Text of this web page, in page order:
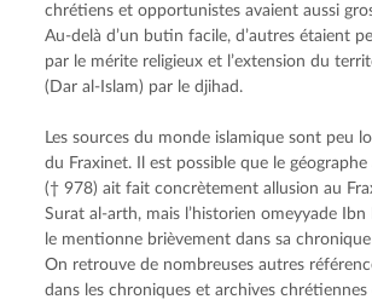
chrétiens et opportunistes avaient aussi
Au-delà d’un butin facile, d’autres étaient
par le mérite religieux et l’extension du
(Dar al-Islam) par le djihad.
Les sources du monde islamique sont peu
du Fraxinet. Il est possible que le géographe
(† 978) ait fait concrètement allusion au
Surat al-arth, mais l’historien omeyyade
le mentionne brièvement dans sa
On retrouve de nombreuses autres
dans les chroniques et archives chrétiennes